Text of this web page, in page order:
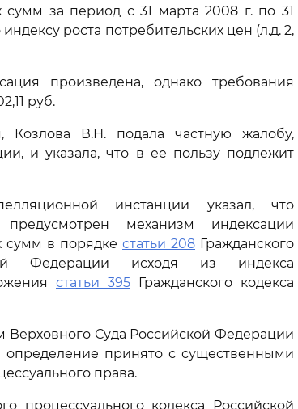
за период с 31 марта 2008 г. по 31
роста потребительских цен (л.д. 2,
произведена, однако требования
руб.
Козлова В.Н. подала частную жалобу,
и указала, что в ее пользу подлежит
инстанции указал, что
механизм индексации
в порядке статьи 208 Гражданского
Федерации исходя из индекса
статьи 395 Гражданского кодекса
Верховного Суда Российской Федерации
определение принято с существенными
права.
процессуального кодекса Российской